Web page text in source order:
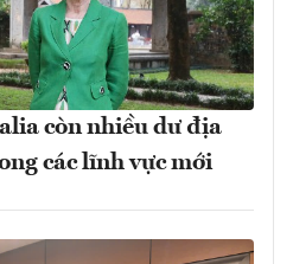
còn nhiều dư địa
các lĩnh vực mới